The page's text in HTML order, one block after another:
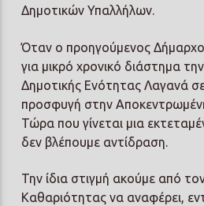
Δημοτικών Υπαλλήλων.
Όταν ο προηγούμενος
για μικρό χρονικό διάστημα
Δημοτικής Ενότητας Λαγανά
προσφυγή στην
Τώρα που γίνεται μια
δεν βλέπουμε αντίδραση.
Την ίδια στιγμή ακούμε από
Καθαριότητας να αναφέρει,